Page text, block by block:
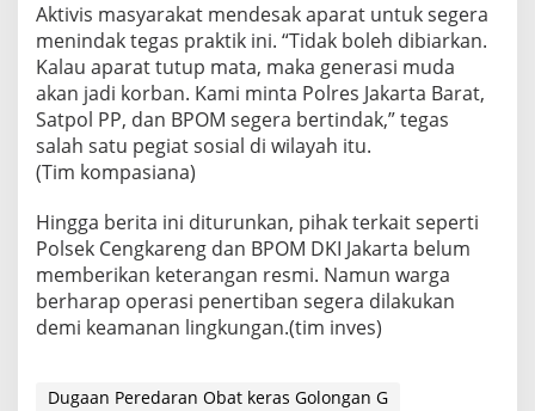
Aktivis masyarakat mendesak aparat untuk segera
menindak tegas praktik ini. “Tidak boleh dibiarkan.
Kalau aparat tutup mata, maka generasi muda
akan jadi korban. Kami minta Polres Jakarta Barat,
Satpol PP, dan BPOM segera bertindak,” tegas
salah satu pegiat sosial di wilayah itu.
(Tim kompasiana)
Hingga berita ini diturunkan, pihak terkait seperti
Polsek Cengkareng dan BPOM DKI Jakarta belum
memberikan keterangan resmi. Namun warga
berharap operasi penertiban segera dilakukan
demi keamanan lingkungan.(tim inves)
Dugaan Peredaran Obat keras Golongan G